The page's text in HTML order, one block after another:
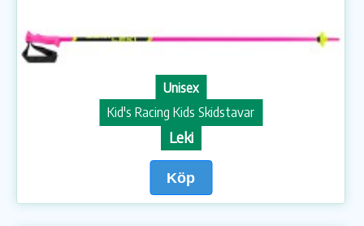
Unisex
Kid's Racing Kids Skidstavar
Leki
Köp